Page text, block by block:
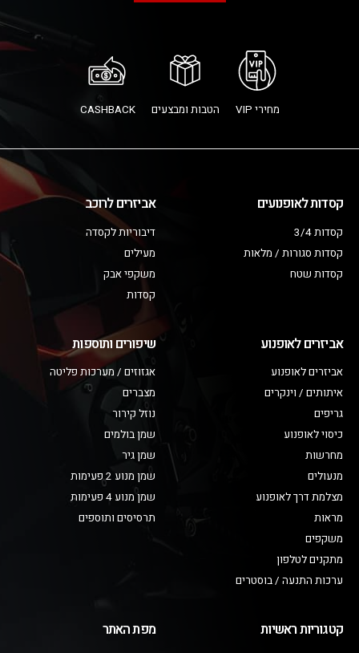
מחירי VIP הטבות ומבצעים CASHBACK
קסדות לאופנועים
קסדות 3/4
קסדות סגורות / מלאות
קסדות שטח
אביזרים לרוכב
דיבוריות לקסדה
מעילים
משקפי אבק
קסדות
אביזרים לאופנוע
אביזרים לאופנוע
איתותים / וינקרים
גריפים
כיסוי לאופנוע
מחרשות
מנעולים
מצלמת דרך לאופנוע
מראות
משקפים
מתקנים לטלפון
ערכות התנעה / בוסטרים
שיפורים ותוספות
אגזוזים / מערכות פליטה
מצברים
נוזל קירור
שמן בולמים
שמן גיר
שמן מנוע 2 פעימות
שמן מנוע 4 פעימות
תרסיסים ותוספים
קטגוריות ראשיות מפת האתר